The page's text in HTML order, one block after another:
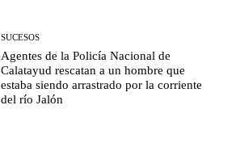
SUCESOS
Agentes de la Policía Nacional de
Calatayud rescatan a un hombre que
estaba siendo arrastrado por la corriente
del río Jalón